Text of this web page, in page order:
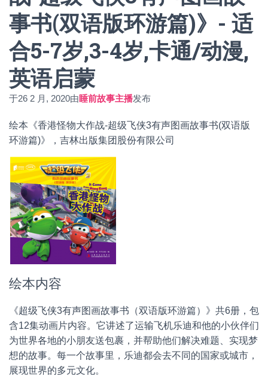
事书(双语版环游篇)》- 适
合5-7岁,3-4岁,卡通/动漫,
英语启蒙
于26 2 月, 2020由睡前故事主播发布
绘本《香港怪物大作战-超级飞侠3有声图画故事书(双语版
环游篇)》，吉林出版集团股份有限公司
绘本内容
《超级飞侠3有声图画故事书（双语版环游篇）》共6册，包
含12集动画片内容。它讲述了运输飞机乐迪和他的小伙伴们
为世界各地的小朋友送包裹，并帮助他们解决难题、实现梦
想的故事。每一个故事里，乐迪都会去不同的国家或城市，
展现世界的多元文化。